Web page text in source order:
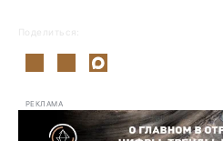
Поделиться:
РЕКЛАМА